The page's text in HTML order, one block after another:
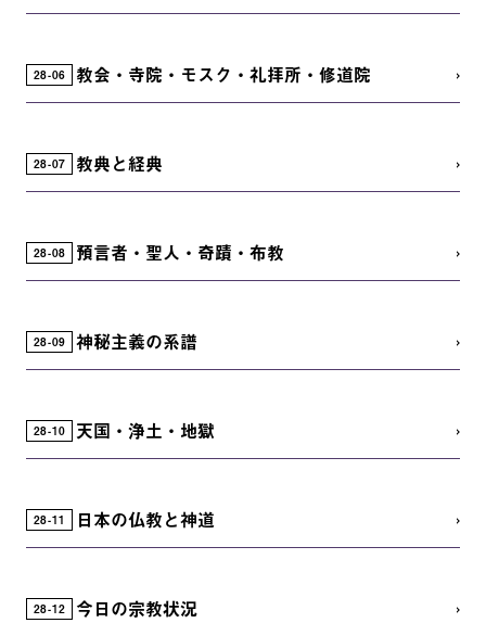
28 06 教会・寺院・モスク・礼拝所・修道院
28 07 教典と経典
28 08 預言者・聖人・奇蹟・布教
28 09 神秘主義の系譜
28 10 天国・浄土・地獄
28 11 日本の仏教と神道
28 12 今日の宗教状況